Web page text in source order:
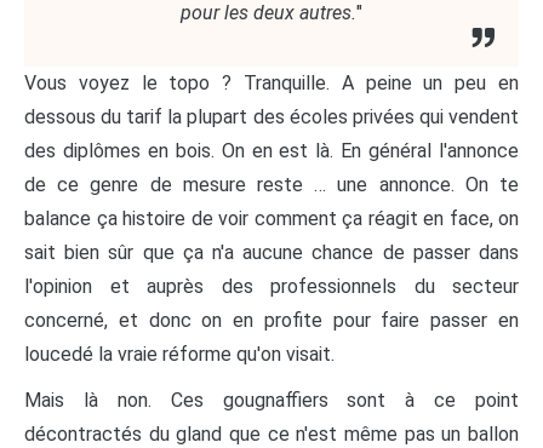
pour les deux autres."
Vous voyez le topo ? Tranquille. A peine un peu en
dessous du tarif la plupart des écoles privées qui vendent
des diplômes en bois. On en est là. En général l'annonce
de ce genre de mesure reste … une annonce. On te
balance ça histoire de voir comment ça réagit en face, on
sait bien sûr que ça n'a aucune chance de passer dans
l'opinion et auprès des professionnels du secteur
concerné, et donc on en profite pour faire passer en
loucedé la vraie réforme qu'on visait.
Mais là non. Ces gougnaffiers sont à ce point
décontractés du gland que ce n'est même pas un ballon